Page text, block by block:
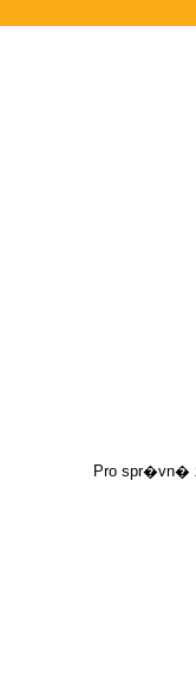
Pro spr�vn�